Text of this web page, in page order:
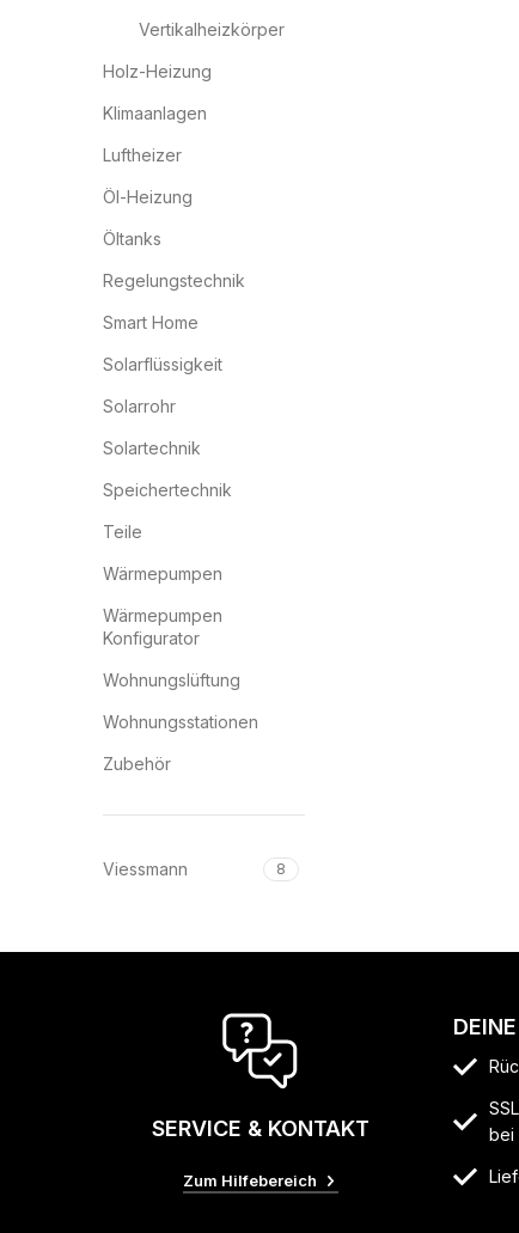
Vertikalheizkörper
Holz-Heizung
Klimaanlagen
Luftheizer
Öl-Heizung
Öltanks
Regelungstechnik
Smart Home
Solarflüssigkeit
Solarrohr
Solartechnik
Speichertechnik
Teile
Wärmepumpen
Wärmepumpen
Konfigurator
Wohnungslüftung
Wohnungsstationen
Zubehör
Viessmann 8
SERVICE & KONTAKT
Zum Hilfebereich
bei